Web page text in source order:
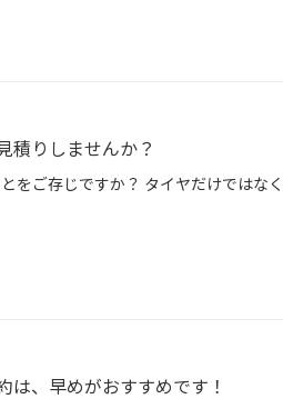
積りしませんか？
は、早めがおすすめです！